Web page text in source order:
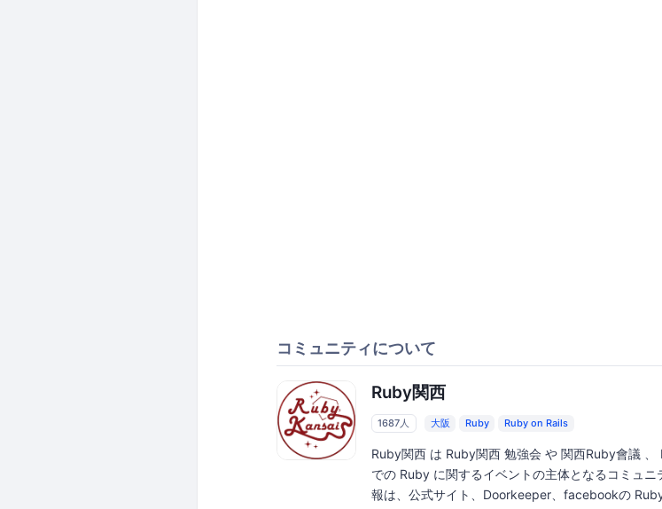
コミュニティについて
Ruby関西
1687人 大阪 Ruby Ruby on Rails
Ruby関西 は Ruby関西 勉強会 や 関西Ruby會議 、
での Ruby に関するイベントの主体となるコミュ
報は、公式サイト、Doorkeeper、facebookの